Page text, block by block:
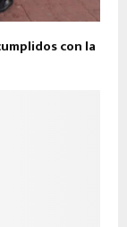
con la